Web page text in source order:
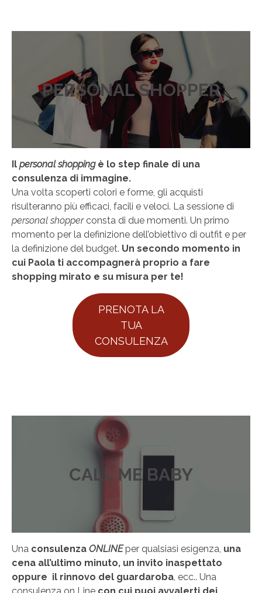
PERSONAL SHOPPER
Il personal shoppingè lo step finale di una
consulenza di immagine.
Una volta scoperti colori e forme, gli acquisti
risulteranno più efficaci, facili e veloci. La sessione di
personal shopperconsta di due momenti. Un primo
momento per la definizione dell’obiettivo di outfit e per
la definizione del budget. Un secondo momento in
cui Paola ti accompagnerà proprio a fare
shopping mirato e su misura per te!
PRENOTA LA
TUA
CONSULENZA
CALL ME BABY
Una consulenza ONLINEper qualsiasi esigenza, una
cena all’ultimo minuto, un invito inaspettato
oppure il rinnovo del guardaroba, ecc.. Una